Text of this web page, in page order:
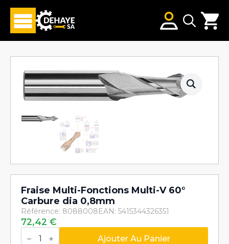
Fraise Multi-Fonctions Multi-V 60°
Carbure dia 0,8mm
Référence: 8088008EAN: 5415344326351
72,42 €
quantité
de
Ajouter Au Panier